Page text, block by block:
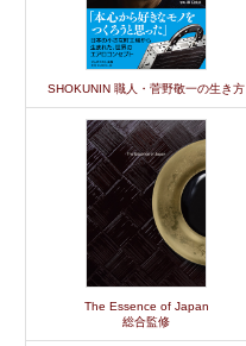
SHOKUNIN 職人・菅野敬一の生き方
The Essence of Japan
総合監修